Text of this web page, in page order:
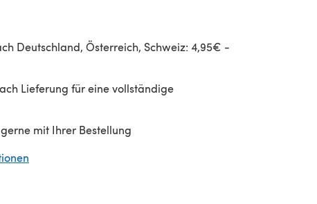
Deutschland, Österreich, Schweiz: 4,95€ -
Lieferung für eine vollständige
mit Ihrer Bestellung